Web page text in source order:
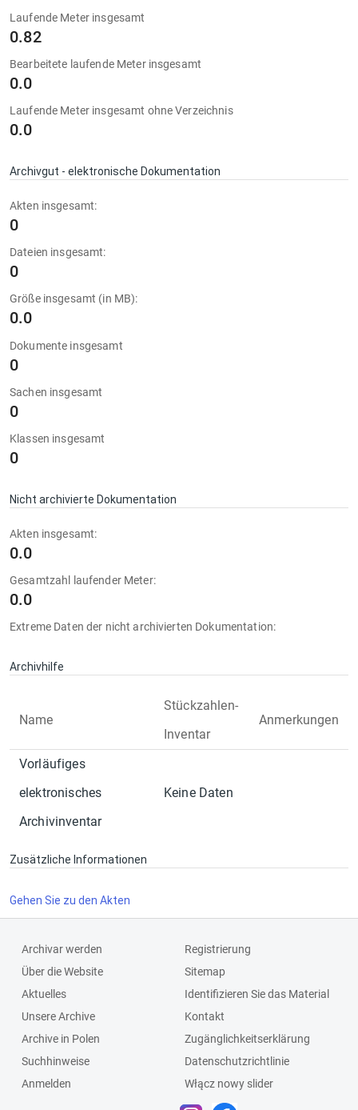
Laufende Meter insgesamt
0.82
Bearbeitete laufende Meter insgesamt
0.0
Laufende Meter insgesamt ohne Verzeichnis
0.0
Archivgut - elektronische Dokumentation
Akten insgesamt:
0
Dateien insgesamt:
0
Größe insgesamt (in MB):
0.0
Dokumente insgesamt
0
Sachen insgesamt
0
Klassen insgesamt
0
Nicht archivierte Dokumentation
Akten insgesamt:
0.0
Gesamtzahl laufender Meter:
0.0
Extreme Daten der nicht archivierten Dokumentation:
Archivhilfe
Name
Stückzahlen-
Inventar
Anmerkungen
Vorläufiges
elektronisches
Archivinventar
Keine Daten
Zusätzliche Informationen
Gehen Sie zu den Akten
Archivar werden
Über die Website
Aktuelles
Unsere Archive
Archive in Polen
Suchhinweise
Anmelden
Registrierung
Sitemap
Identifizieren Sie das Material
Kontakt
Zugänglichkeitserklärung
Datenschutzrichtlinie
Włącz nowy slider